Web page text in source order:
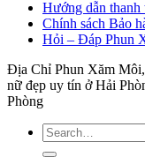
Hướng dẫn thanh
Chính sách Bảo
Hỏi – Đáp Phun
Địa Chỉ Phun Xăm
nữ đẹp uy tín ở Hải
Phòng